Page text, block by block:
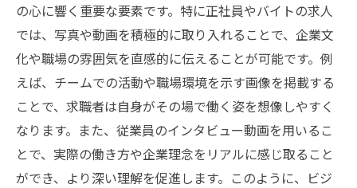
の心に響く重要な要素です。特に正社員やバイトの求人
では、写真や動画を積極的に取り入れることで、企業文
化や職場の雰囲気を直感的に伝えることが可能です。例
えば、チームでの活動や職場環境を示す画像を掲載する
ことで、求職者は自身がその場で働く姿を想像しやすく
なります。また、従業員のインタビュー動画を用いるこ
とで、実際の働き方や企業理念をリアルに感じ取ること
ができ、より深い理解を促進します。このように、ビジ